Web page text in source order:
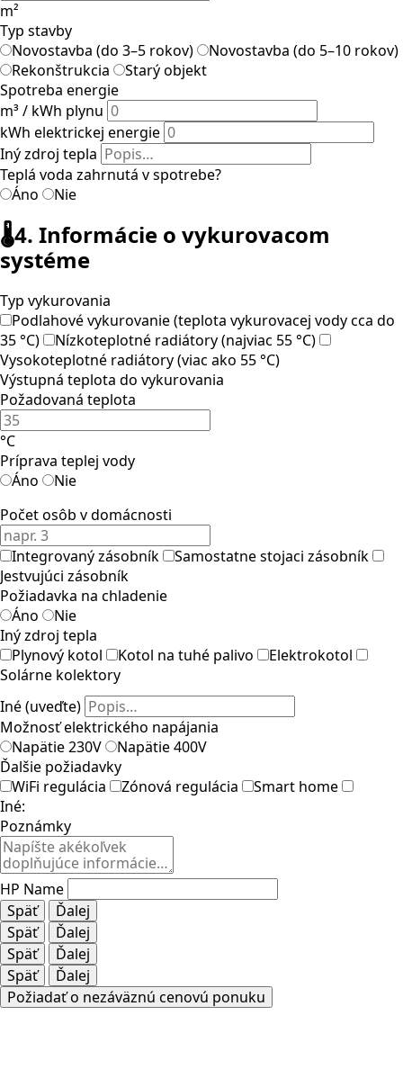
m²
Typ stavby
Novostavba (do 3–5 rokov)
Novostavba (do 5–10 rokov)
Rekonštrukcia
Starý objekt
Spotreba energie
m³ / kWh plynu
kWh elektrickej energie
Iný zdroj tepla
Teplá voda zahrnutá v spotrebe?
Áno
Nie
🌡️4. Informácie o vykurovacom
systéme
Typ vykurovania
Podlahové vykurovanie (teplota vykurovacej vody cca do
35 °C)
Nízkoteplotné radiátory (najviac 55 °C)
Vysokoteplotné radiátory (viac ako 55 °C)
Výstupná teplota do vykurovania
Požadovaná teplota
°C
Príprava teplej vody
Áno
Nie
Počet osôb v domácnosti
Integrovaný zásobník
Samostatne stojaci zásobník
Jestvujúci zásobník
Požiadavka na chladenie
Áno
Nie
Iný zdroj tepla
Plynový kotol
Kotol na tuhé palivo
Elektrokotol
Solárne kolektory
Iné (uveďte)
Možnosť elektrického napájania
Napätie 230V
Napätie 400V
Ďalšie požiadavky
WiFi regulácia
Zónová regulácia
Smart home
Iné:
Poznámky
HP Name
Späť
Ďalej
Späť
Ďalej
Späť
Ďalej
Späť
Ďalej
Požiadať o nezáväznú cenovú ponuku